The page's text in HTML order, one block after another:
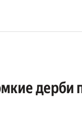
дерби